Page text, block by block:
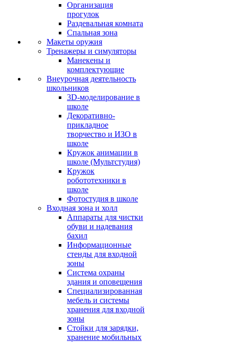
Организация
прогулок
Раздевальная комната
Спальная зона
Макеты оружия
Тренажеры и симуляторы
Манекены и
комплектующие
Внеурочная деятельность
школьников
3D-моделирование в
школе
Декоративно-
прикладное
творчество и ИЗО в
школе
Кружок анимации в
школе (Мультстудия)
Кружок
робототехники в
школе
Фотостудия в школе
Входная зона и холл
Аппараты для чистки
обуви и надевания
бахил
Информационные
стенды для входной
зоны
Система охраны
здания и оповещения
Специализированная
мебель и системы
хранения для входной
зоны
Стойки для зарядки,
хранение мобильных